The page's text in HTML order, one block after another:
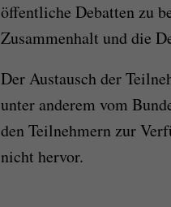
öffentliche Debatten zu
Zusammenhalt und die
Der Austausch der
unter anderem vom
den Teilnehmern zur
nicht hervor.